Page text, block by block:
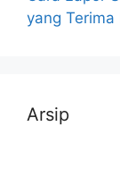
yang Terima
Arsip